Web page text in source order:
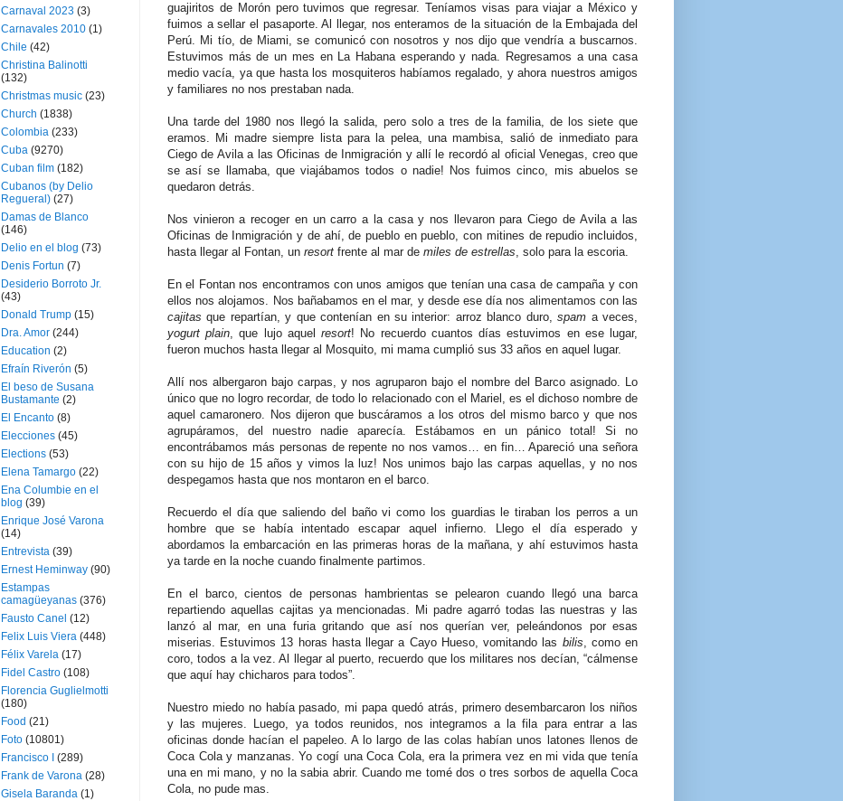
guajiritos de Morón pero tuvimos que regresar. Teníamos visas para viajar a México y
fuimos a sellar el pasaporte. Al llegar, nos enteramos de la situación de la Embajada del
Perú. Mi tío, de Miami, se comunicó con nosotros y nos dijo que vendría a buscarnos.
Estuvimos más de un mes en La Habana esperando y nada. Regresamos a una casa
medio vacía, ya que hasta los mosquiteros habíamos regalado, y ahora nuestros amigos
y familiares no nos prestaban nada.
Una tarde del 1980 nos llegó la salida, pero solo a tres de la familia, de los siete que
eramos. Mi madre siempre lista para la pelea, una mambisa, salió de inmediato para
Ciego de Avila a las Oficinas de Inmigración y allí le recordó al oficial Venegas, creo que
se así se llamaba, que viajábamos todos o nadie! Nos fuimos cinco, mis abuelos se
quedaron detrás.
Nos vinieron a recoger en un carro a la casa y nos llevaron para Ciego de Avila a las
Oficinas de Inmigración y de ahí, de pueblo en pueblo, con mitines de repudio incluidos,
hasta llegar al Fontan, un resort frente al mar de miles de estrellas, solo para la escoria.
En el Fontan nos encontramos con unos amigos que tenían una casa de campaña y con
ellos nos alojamos. Nos bañabamos en el mar, y desde ese día nos alimentamos con las
cajitas que repartían, y que contenían en su interior: arroz blanco duro,spam a veces,
yogurt plain, que lujo aquelresort! No recuerdo cuantos días estuvimos en ese lugar,
fueron muchos hasta llegar al Mosquito, mi mama cumplió sus 33 años en aquel lugar.
Allí nos albergaron bajo carpas, y nos agruparon bajo el nombre del Barco asignado. Lo
único que no logro recordar, de todo lo relacionado con el Mariel, es el dichoso nombre de
aquel camaronero. Nos dijeron que buscáramos a los otros del mismo barco y que nos
agrupáramos, del nuestro nadie aparecía. Estábamos en un pánico total! Si no
encontrábamos más personas de repente no nos vamos… en fin… Apareció una señora
con su hijo de 15 años y vimos la luz! Nos unimos bajo las carpas aquellas, y no nos
despegamos hasta que nos montaron en el barco.
Recuerdo el día que saliendo del baño vi como los guardias le tiraban los perros a un
hombre que se había intentado escapar aquel infierno. Llego el día esperado y
abordamos la embarcación en las primeras horas de la mañana, y ahí estuvimos hasta
ya tarde en la noche cuando finalmente partimos.
En el barco, cientos de personas hambrientas se pelearon cuando llegó una barca
repartiendo aquellas cajitas ya mencionadas. Mi padre agarró todas las nuestras y las
lanzó al mar, en una furia gritando que así nos querían ver, peleándonos por esas
miserias. Estuvimos 13 horas hasta llegar a Cayo Hueso, vomitando las bilis, como en
coro, todos a la vez. Al llegar al puerto, recuerdo que los militares nos decían, “cálmense
que aquí hay chicharos para todos”.
Nuestro miedo no había pasado, mi papa quedó atrás, primero desembarcaron los niños
y las mujeres. Luego, ya todos reunidos, nos integramos a la fila para entrar a las
oficinas donde hacían el papeleo. A lo largo de las colas habían unos latones llenos de
Coca Cola y manzanas. Yo cogí una Coca Cola, era la primera vez en mi vida que tenía
una en mi mano, y no la sabia abrir. Cuando me tomé dos o tres sorbos de aquella Coca
Cola, no pude mas.
Carnaval 2023 (3)
Carnavales 2010 (1)
Chile (42)
Christina Balinotti
(132)
Christmas music (23)
Church (1838)
Colombia (233)
Cuba (9270)
Cuban film (182)
Cubanos (by Delio
Regueral) (27)
Damas de Blanco
(146)
Delio en el blog (73)
Denis Fortun (7)
Desiderio Borroto Jr.
(43)
Donald Trump (15)
Dra. Amor (244)
Education (2)
Efraín Riverón (5)
El beso de Susana
Bustamante (2)
El Encanto (8)
Elecciones (45)
Elections (53)
Elena Tamargo (22)
Ena Columbie en el
blog (39)
Enrique José Varona
(14)
Entrevista (39)
Ernest Heminway (90)
Estampas
camagüeyanas (376)
Fausto Canel (12)
Felix Luis Viera (448)
Félix Varela (17)
Fidel Castro (108)
Florencia Guglielmotti
(180)
Food (21)
Foto (10801)
Francisco I
(289)
Frank de Varona (28)
Gisela Baranda (1)